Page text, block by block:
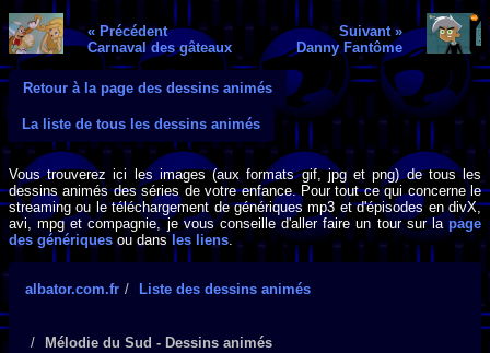
« Précédent
Carnaval des gâteaux
Suivant »
Danny Fantôme
Retour à la page des dessins animés
La liste de tous les dessins animés
Vous trouverez ici les images (aux formats gif, jpg et png) de tous les
dessins animés des séries de votre enfance. Pour tout ce qui concerne le
streaming ou le téléchargement de génériques mp3 et d'épisodes en divX,
avi, mpg et compagnie, je vous conseille d'aller faire un tour sur la page
des génériques ou dans les liens.
albator.com.fr Liste des dessins animés
Mélodie du Sud - Dessins animés